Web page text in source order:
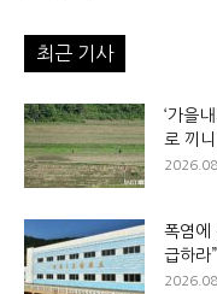
최근 기사
‘가을
로 끼니
폭염에
급하라